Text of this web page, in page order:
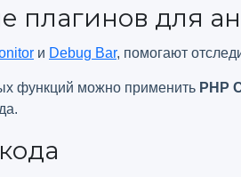
плагинов для
и Debug Bar, помогают
функций можно применить PHP